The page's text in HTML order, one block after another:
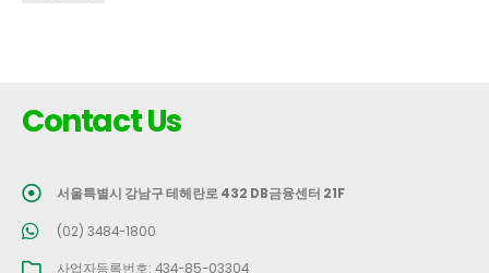
Contact Us
서울특별시 강남구 테헤란로 432 DB금융센터 21F
(02) 3484-1800
사업자등록번호: 434-85-03304